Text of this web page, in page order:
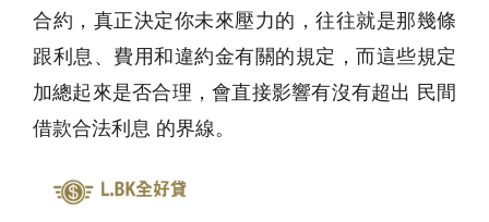
合約，真正決定你未來壓力的，往往就是那幾條
跟利息、費用和違約金有關的規定，而這些規定
加總起來是否合理，會直接影響有沒有超出 民間
借款合法利息 的界線。